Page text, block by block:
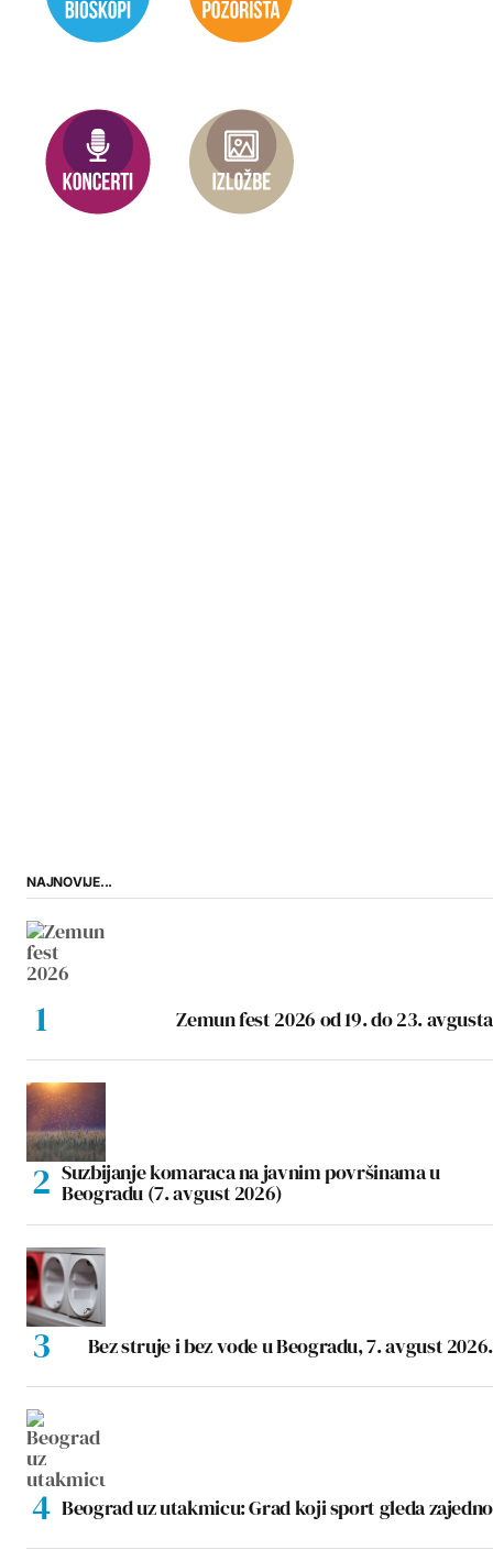
NAJNOVIJE...
Zemun fest 2026 od 19. do 23. avgusta
Suzbijanje komaraca na javnim površinama u
Beogradu (7. avgust 2026)
Bez struje i bez vode u Beogradu, 7. avgust 2026.
Beograd uz utakmicu: Grad koji sport gleda zajedno